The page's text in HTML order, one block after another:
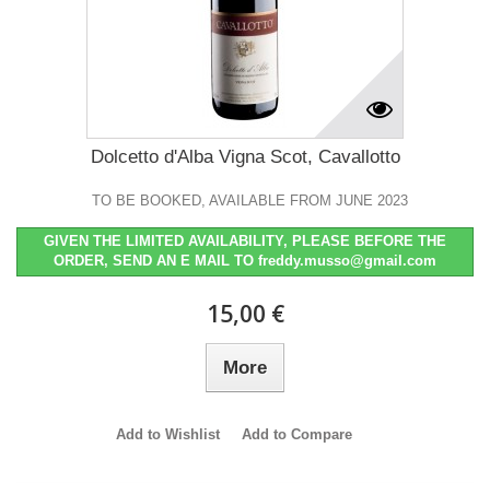
Dolcetto d'Alba Vigna Scot, Cavallotto
TO BE BOOKED, AVAILABLE FROM JUNE 2023
GIVEN THE LIMITED AVAILABILITY, PLEASE BEFORE THE
ORDER, SEND AN E MAIL TO freddy.musso@gmail.com
15,00 €
More
Add to Wishlist Add to Compare